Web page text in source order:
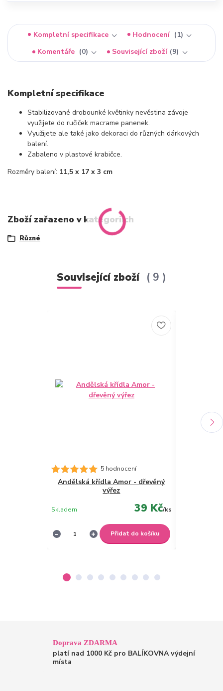
Kompletní specifikace Hodnocení
1
Komentáře
0 Související zboží 9
Kompletní specifikace
Stabilizované drobounké květinky nevěstina závoje
využijete do ručiček macrame panenek.
Využijete ale také jako dekoraci do různých dárkových
balení.
Zabaleno v plastové krabičce.
Rozměry balení: 11,5 x 17 x 3 cm
Zboží zařazeno v kategoriích
Různé
Související zboží 9
5 hodnocení
Andělská křídla Amor - dřevěný
výřez
39 Kč/ks
Skladem
Přidat do košíku
Doprava ZDARMA
platí nad 1000 Kč pro BALÍKOVNA výdejní
místa